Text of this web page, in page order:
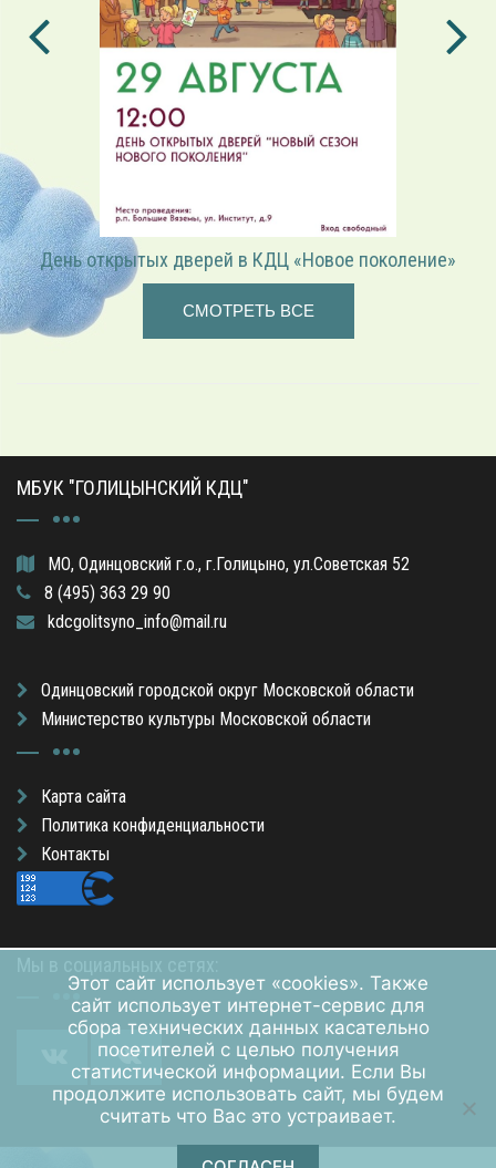
«Играем в режиссёра» — театрализованная программа
СМОТРЕТЬ ВСЕ
МБУК "ГОЛИЦЫНСКИЙ КДЦ"
МО, Одинцовский г.о., г.Голицыно, ул.Советская 52
8 (495) 363 29 90
kdcgolitsyno_info@mail.ru
Одинцовский городской округ Московской области
Министерство культуры Московской области
Карта сайта
Политика конфиденциальности
Контакты
Этот сайт использует «cookies». Также
сайт использует интернет-сервис для
сбора технических данных касательно
посетителей с целью получения
статистической информации. Если Вы
продолжите использовать сайт, мы будем
считать что Вас это устраивает.